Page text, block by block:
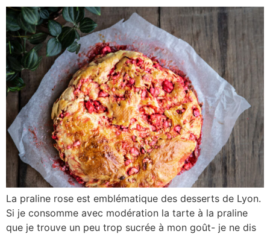
La praline rose est emblématique des desserts de Lyon.
Si je consomme avec modération la tarte à la praline
que je trouve un peu trop sucrée à mon goût- je ne dis